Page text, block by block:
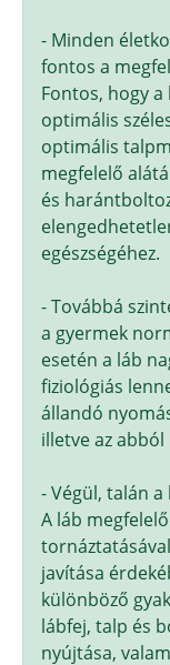
- Minden
fontos a
Fontos, hogy
optimális
optimális
megfelelő
és
egészségéhez.
- Továbbá
a gyermek
esetén a láb
fiziológiás
állandó
illetve az
- Végül, talán
A láb
javítása
különböző
lábfej, talp és
nyújtása,